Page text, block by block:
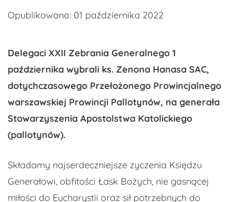
Opublikowano: 01 października 2022
Delegaci XXII Zebrania Generalnego 1
października wybrali ks. Zenona Hanasa SAC,
dotychczasowego Przełożonego Prowincjalnego
warszawskiej Prowincji Pallotynów, na generała
Stowarzyszenia Apostolstwa Katolickiego
(pallotynów).
Składamy najserdeczniejsze zyczenia Księdzu
Generałowi, obfitości Łask Bożych, nie gasnącej
miłości do Eucharystii oraz sił potrzebnych do